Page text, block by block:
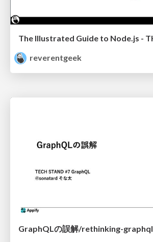
reverentgeek
GraphQLの誤解/rethinking-graphql